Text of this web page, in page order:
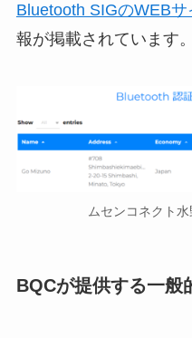
Bluetooth SIGのWEBサ
報が掲載されています。
ムセンコネクト
BQCが提供する一般